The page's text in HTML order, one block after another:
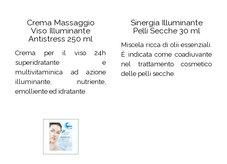
Crema Massaggio
Viso Illuminante
Antistress 250 ml
Crema per il viso 24h
superidratante e
multivitaminica ad azione
illuminante, nutriente,
emolliente ed idratante.
Sinergia Illuminante
Pelli Secche 30 ml
Miscela ricca di olii essenziali.
È indicata come coadiuvante
nel trattamento cosmetico
delle pelli secche.